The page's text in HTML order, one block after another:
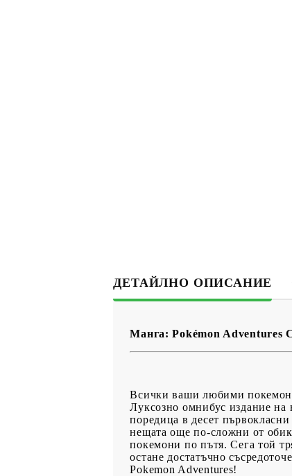
ДЕТАЙЛНО ОПИСАНИЕ
Манга: Pokémon Adventures
Всички ваши любими
Луксозно омнибус издание на
поредица в десет
нещата още по-сложни от
покемони по пътя. Сега той
остане достатъчно
Pokemon Adventures!